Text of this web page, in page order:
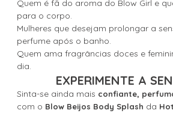
Quem é fã do aroma do Blow Girl e
para o corpo.
Mulheres que desejam prolongar a
perfume após o banho.
Quem ama fragrâncias doces e
dia.
EXPERIMENTE A
Sinta-se ainda mais confiante,
com o Blow Beijos Body Splash da